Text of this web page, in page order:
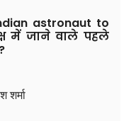
astronaut to
में जाने वाले पहले
शर्मा